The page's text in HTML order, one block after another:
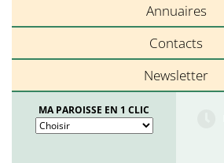
Annuaires
Contacts
Newsletter
MA PAROISSE EN 1 CLIC